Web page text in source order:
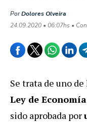
PorDolores Olveira
24.09.2020 • 06:07hs •
Se trata de uno
Ley de
sido aprobada por